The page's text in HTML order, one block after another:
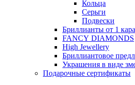
Кольца
Серьги
Подвески
Бриллианты от 1
FANCY DIAMONDS
High Jewellery
Бриллиантовое
Украшения в виде
Подарочные сертификаты